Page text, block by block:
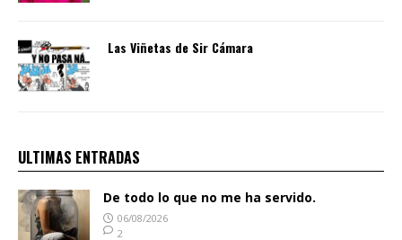
Las Viñetas de Sir Cámara
ULTIMAS ENTRADAS
De todo lo que no me ha servido.
06/08/2026
2